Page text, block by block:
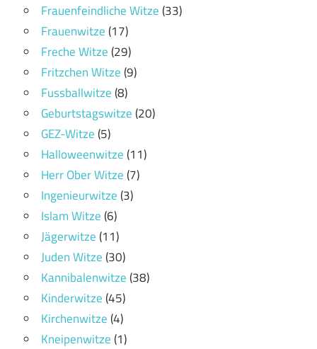
Frauenfeindliche Witze(33)
Frauenwitze(17)
Freche Witze(29)
Fritzchen Witze(9)
Fussballwitze(8)
Geburtstagswitze(20)
GEZ-Witze(5)
Halloweenwitze(11)
Herr Ober Witze(7)
Ingenieurwitze(3)
Islam Witze(6)
Jägerwitze(11)
Juden Witze(30)
Kannibalenwitze(38)
Kinderwitze(45)
Kirchenwitze(4)
Kneipenwitze(1)